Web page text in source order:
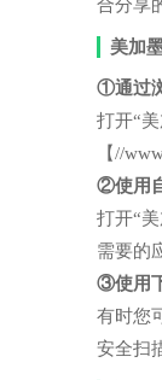
合分享
美加
①通过
打开“
【//
②使用
打开“
需要的
③使用
有时您
安全扫